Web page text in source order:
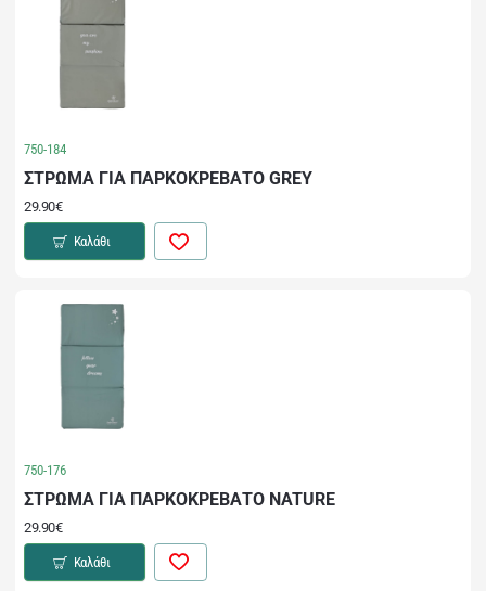
750-184
ΣΤΡΩΜΑ ΓΙΑ ΠΑΡΚΟΚΡΕΒΑΤΟ GREY
29.90€
Καλάθι
750-176
ΣΤΡΩΜΑ ΓΙΑ ΠΑΡΚΟΚΡΕΒΑΤΟ NATURE
29.90€
Καλάθι